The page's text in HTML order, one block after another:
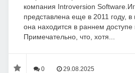
компания Introversion
представлена еще в 2011 году,
она находится в раннем доступе
Примечательно, что, хотя...
0 29.08.2025